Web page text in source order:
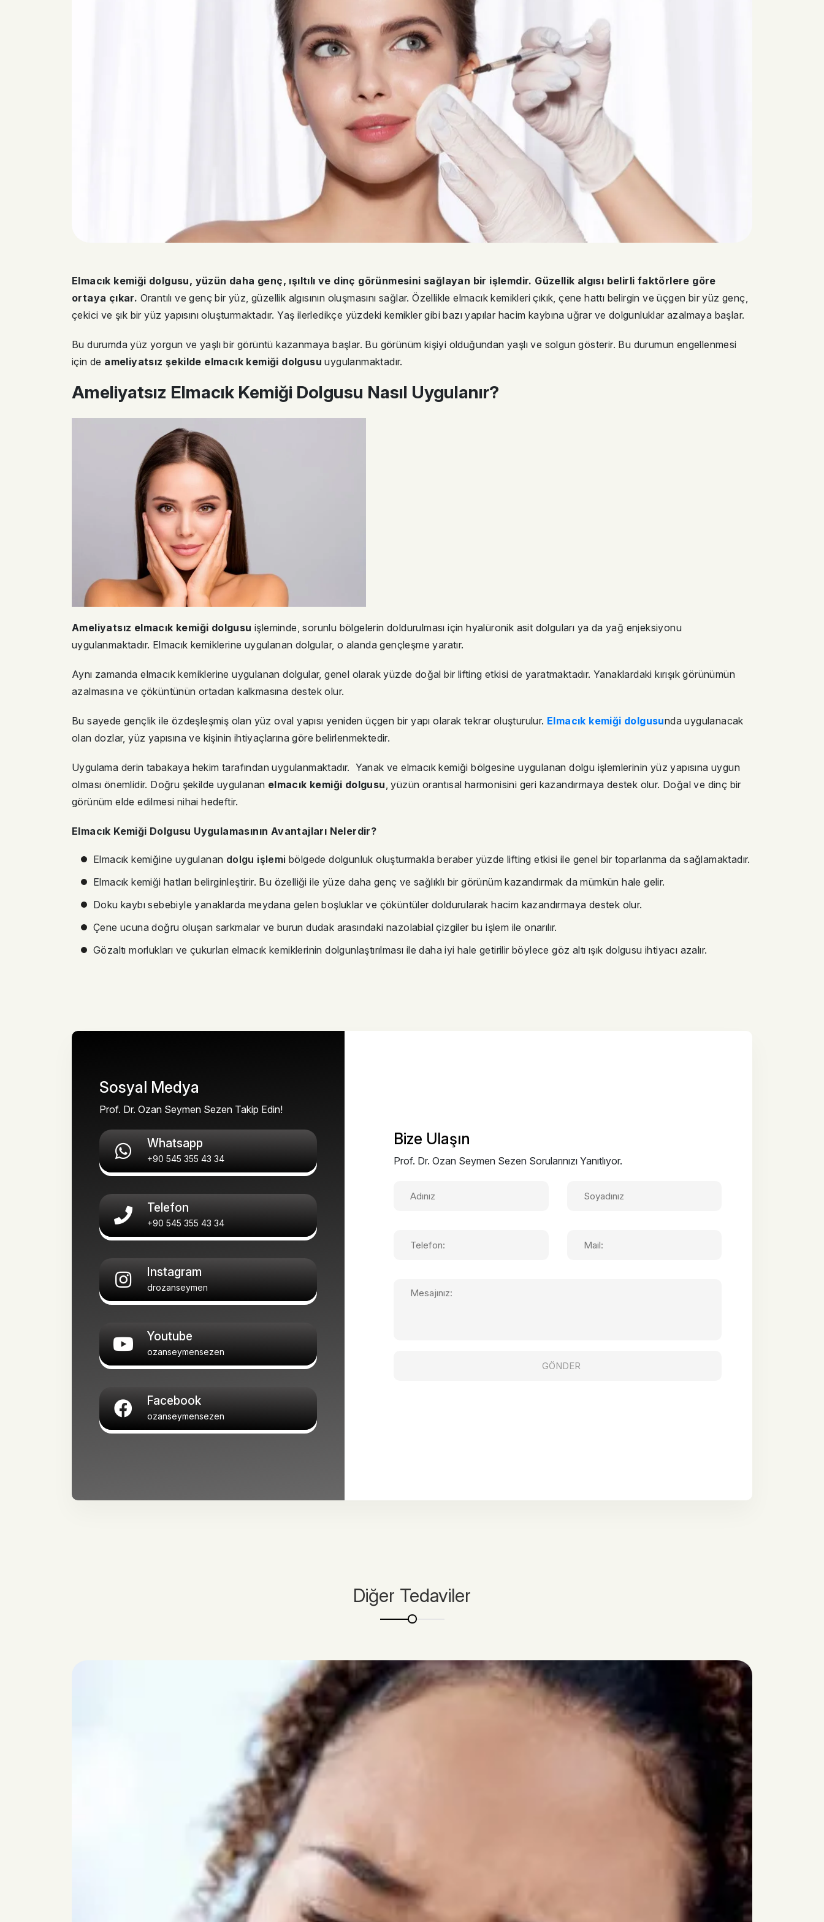
Elmacık kemiği dolgusu, yüzün daha genç, ışıltılı ve dinç görünmesini sağlayan bir işlemdir. Güzellik algısı belirli faktörlere göre
ortaya çıkar. Orantılı ve genç bir yüz, güzellik algısının oluşmasını sağlar. Özellikle elmacık kemikleri çıkık, çene hattı belirgin ve üçgen bir yüz genç,
çekici ve şık bir yüz yapısını oluşturmaktadır. Yaş ilerledikçe yüzdeki kemikler gibi bazı yapılar hacim kaybına uğrar ve dolgunluklar azalmaya başlar.
Bu durumda yüz yorgun ve yaşlı bir görüntü kazanmaya başlar. Bu görünüm kişiyi olduğundan yaşlı ve solgun gösterir. Bu durumun engellenmesi
için de ameliyatsız şekilde elmacık kemiği dolgusu uygulanmaktadır.
Ameliyatsız Elmacık Kemiği Dolgusu Nasıl Uygulanır?
Ameliyatsız elmacık kemiği dolgusu işleminde, sorunlu bölgelerin doldurulması için hyalüronik asit dolguları ya da yağ enjeksiyonu
uygulanmaktadır. Elmacık kemiklerine uygulanan dolgular, o alanda gençleşme yaratır.
Aynı zamanda elmacık kemiklerine uygulanan dolgular, genel olarak yüzde doğal bir lifting etkisi de yaratmaktadır. Yanaklardaki kırışık görünümün
azalmasına ve çöküntünün ortadan kalkmasına destek olur.
Bu sayede gençlik ile özdeşleşmiş olan yüz oval yapısı yeniden üçgen bir yapı olarak tekrar oluşturulur. Elmacık kemiği dolgusunda uygulanacak
olan dozlar, yüz yapısına ve kişinin ihtiyaçlarına göre belirlenmektedir.
Uygulama derin tabakaya hekim tarafından uygulanmaktadır. Yanak ve elmacık kemiği bölgesine uygulanan dolgu işlemlerinin yüz yapısına uygun
olması önemlidir. Doğru şekilde uygulanan elmacık kemiği dolgusu, yüzün orantısal harmonisini geri kazandırmaya destek olur. Doğal ve dinç bir
görünüm elde edilmesi nihai hedeftir.
Elmacık Kemiği Dolgusu Uygulamasının Avantajları Nelerdir?
Elmacık kemiğine uygulanan dolgu işlemi bölgede dolgunluk oluşturmakla beraber yüzde lifting etkisi ile genel bir toparlanma da sağlamaktadır.
Elmacık kemiği hatları belirginleştirir. Bu özelliği ile yüze daha genç ve sağlıklı bir görünüm kazandırmak da mümkün hale gelir.
Doku kaybı sebebiyle yanaklarda meydana gelen boşluklar ve çöküntüler doldurularak hacim kazandırmaya destek olur.
Çene ucuna doğru oluşan sarkmalar ve burun dudak arasındaki nazolabial çizgiler bu işlem ile onarılır.
Gözaltı morlukları ve çukurları elmacık kemiklerinin dolgunlaştırılması ile daha iyi hale getirilir böylece göz altı ışık dolgusu ihtiyacı azalır.
Sosyal Medya
Prof. Dr. Ozan Seymen Sezen Takip Edin!
Whatsapp
+90 545 355 43 34
Telefon
+90 545 355 43 34
Instagram
drozanseymen
Youtube
ozanseymensezen
Facebook
ozanseymensezen
Bize Ulaşın
Prof. Dr. Ozan Seymen Sezen Sorularınızı Yanıtlıyor.
Diğer Tedaviler